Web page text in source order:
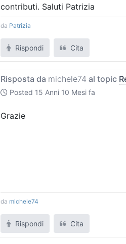
contributi. Saluti Patrizia
da Patrizia
Rispondi Cita
Risposta da michele74 al topic
Posted 15 Anni 10 Mesi fa
Grazie
da michele74
Rispondi Cita